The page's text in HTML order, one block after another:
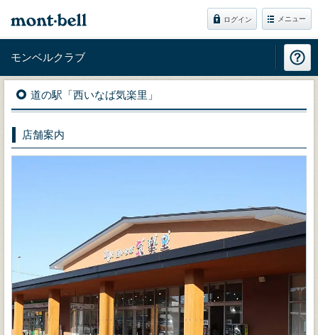
ログイン メニュー
モンベルクラブ
道の駅「西いなば気楽里」
店舗案内